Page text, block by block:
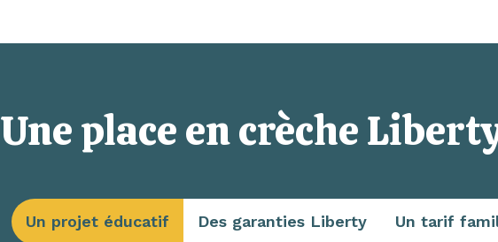
Une place en crèche
Un projet éducatif Des garanties Liberty Un tarif